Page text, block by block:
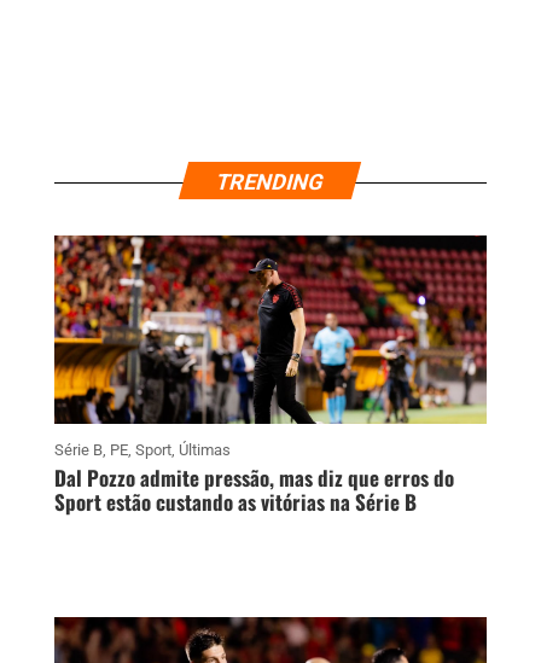
TRENDING
Série B, PE, Sport, Últimas
Dal Pozzo admite pressão, mas diz que erros do
Sport estão custando as vitórias na Série B